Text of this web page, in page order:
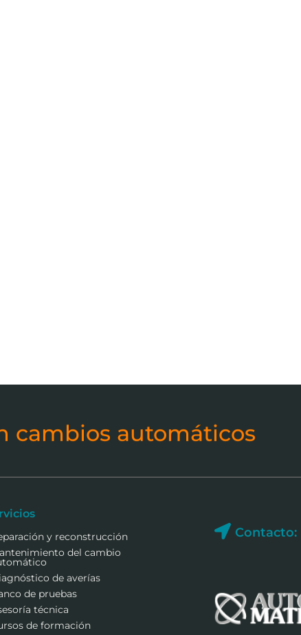
cambios automáticos
y reconstrucción
del cambio
de averías
de pruebas
técnica
de formación
Contacto: